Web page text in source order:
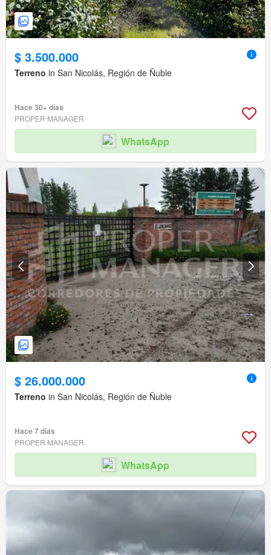
$ 3.500.000
Terreno in San Nicolás, Región de Ñuble
Hace 30+ días
PROPER MANAGER
WhatsApp
$ 26.000.000
Terreno in San Nicolás, Región de Ñuble
Hace 7 días
PROPER MANAGER
WhatsApp